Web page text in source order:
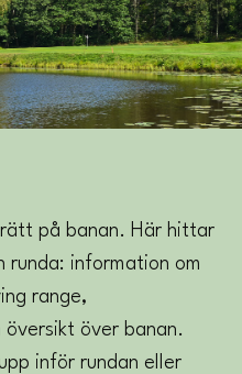
på banan. Här hittar
runda: information om
range,
över banan.
inför rundan eller